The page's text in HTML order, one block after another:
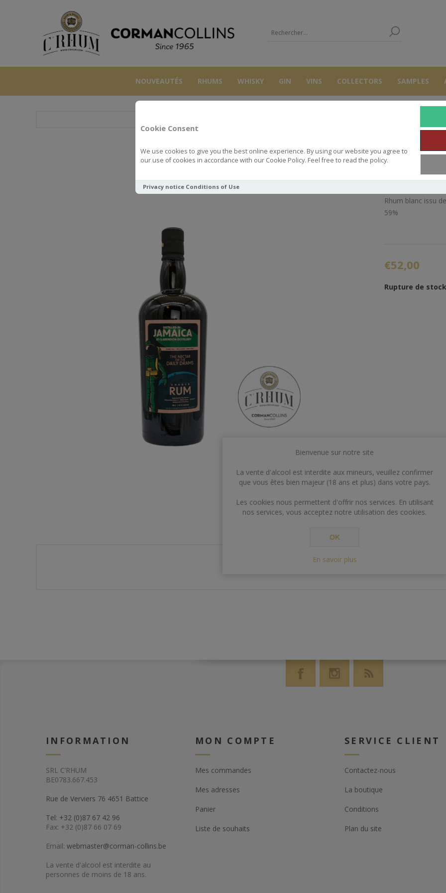
Cookie Consent
We use cookies to give you the best online experience. By using our website you agree to
our use of cookies in accordance with our Cookie Policy. Feel free to read the policy.
Privacy notice Conditions of Use
NOUVEAUTÉS RHUMS WHISKY GIN VINS COLLECTORS SAMPLES
DAILY DRAM MLC CLARENDON 70CL
Rhum blanc issu
59%
€52,00
Rupture de stock
CONTACT US
Attention, bouteille de 75cl mais contient 70cl
INFORMATION
SRL C’RHUM
BE0783.667.453
Rue de Verviers 76 4651 Battice
Tel: +32 (0)87 67 42 96
Fax: +32 (0)87 66 07 69
Email: webmaster@corman-collins.be
La vente d'alcool est interdite au
personnes de moins de 18 ans.
MON COMPTE
Mes commandes
Mes adresses
Panier
Liste de souhaits
SERVICE CLIENT
Contactez-nous
La boutique
Conditions
Plan du site
Bienvenue sur notre site
La vente d'alcool est interdite aux mineurs, veuillez confirmer
que vous êtes bien majeur (18 ans et plus) dans votre pays.
Les cookies nous permettent d'offrir nos services. En utilisant
nos services, vous acceptez notre utilisation des cookies.
OK
En savoir plus